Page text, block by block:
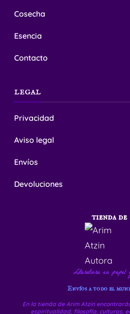
Cosecha
Esencia
Contacto
LEGAL
Privacidad
Aviso legal
Envíos
Devoluciones
tienda de
Literatura en papel
Envíos a todo el
En la tienda de Arim Atzin
espiritualidad, filosofía, culturas,